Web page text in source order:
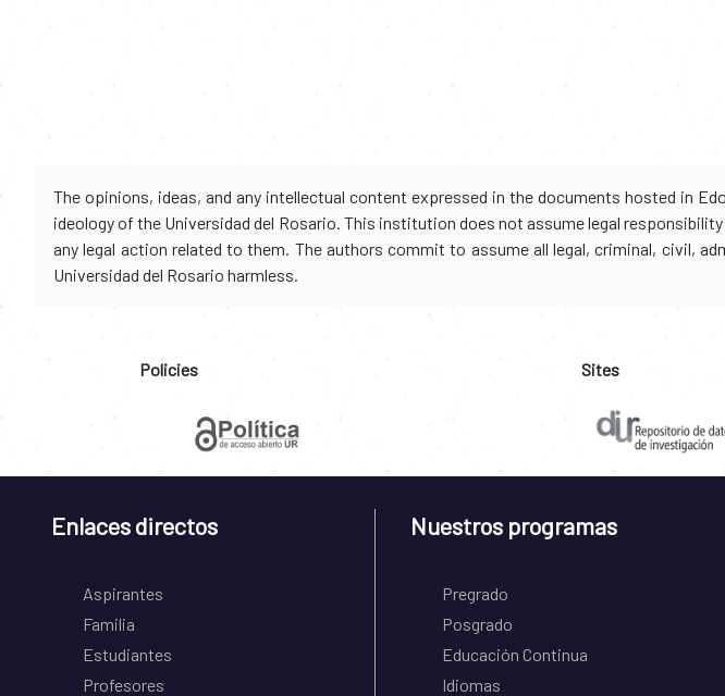
The opinions, ideas, and any intellectual content expressed in the documents hosted in
ideology of the Universidad del Rosario. This institution does not assume legal
any legal action related to them. The authors commit to assume all legal, criminal, civil,
Universidad del Rosario harmless.
Policies Sites
Enlaces directos
Aspirantes
Familia
Estudiantes
Profesores
Nuestros programas
Pregrado
Posgrado
Educación Continua
Idiomas